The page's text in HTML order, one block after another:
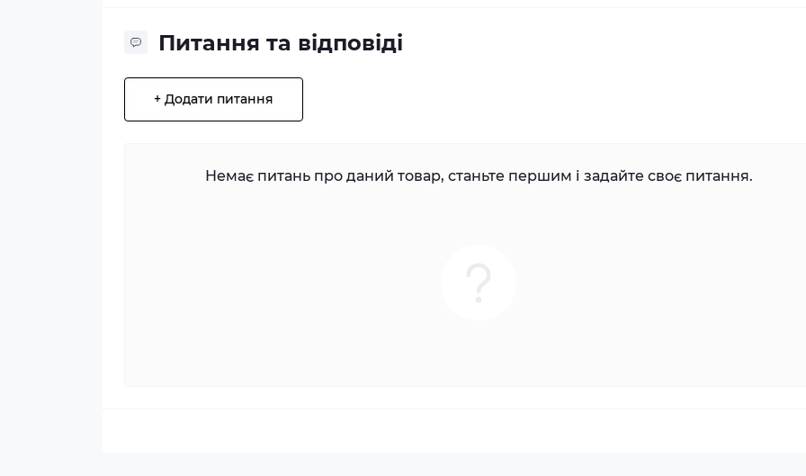
Питання та відповіді
+ Додати питання
Немає питань про даний товар, станьте першим і задайте своє питання.